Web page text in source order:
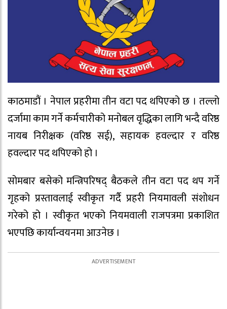
काठमाडौं । नेपाल प्रहरीमा तीन वटा पद थपिएको छ । तल्लो
दर्जामा काम गर्ने कर्मचारीको मनोबल वृद्धिका लागि भन्दै वरिष्ठ
नायब निरीक्षक (वरिष्ठ सई), सहायक हवल्दार र वरिष्ठ
हवल्दार पद थपिएको हो ।
सोमबार बसेको मन्त्रिपरिषद् बैठकले तीन वटा पद थप गर्ने
गृहको प्रस्तावलाई स्वीकृत गर्दै प्रहरी नियमावली संशोधन
गरेको हो । स्वीकृत भएको नियमवाली राजपत्रमा प्रकाशित
भएपछि कार्यान्वयनमा आउनेछ ।